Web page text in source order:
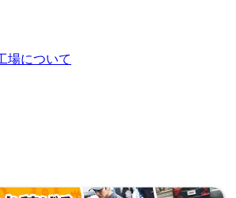
場について